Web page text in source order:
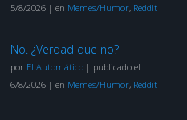
5/8/2026 | en Memes/Humor, Reddit
No. ¿Verdad que no?
por El Automático | publicado el
6/8/2026 | en Memes/Humor, Reddit